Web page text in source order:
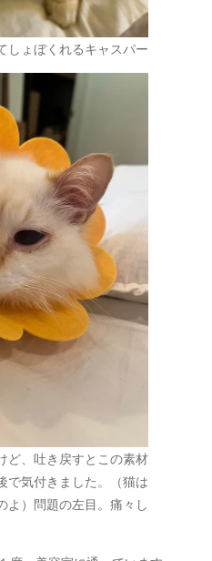
しょぼくれるキャスパー
ど、吐き戻すとこの素材
で気付きました。（猫は
よ）問題の左目。痛々し